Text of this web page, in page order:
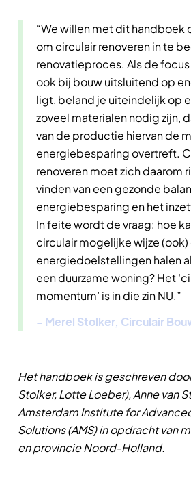
“We willen met dit handboek
om circulair renoveren in te
renovatieproces. Als de
ook bij bouw uitsluitend op
ligt, beland je uiteindelijk op
zoveel materialen nodig zijn,
van de productie hiervan de
energiebesparing overtreft.
renoveren moet zich daarom
vinden van een gezonde
energiebesparing en het
In feite wordt de vraag: hoe
circulair mogelijke wijze (ook)
energiedoelstellingen halen
een duurzame woning? Het
momentum’ is in die zin NU.”
- Merel Stolker, Circulair
Het handboek is geschreven
Stolker, Lotte Loeber), Anne van
Amsterdam Institute for
Solutions (AMS) in opdracht van
en provincie Noord-Holland.